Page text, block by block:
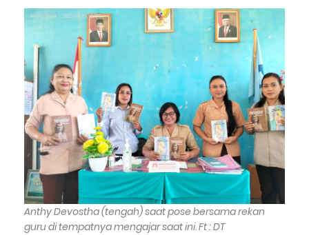
Anthy Devostha (tengah) saat pose bersama rekan
guru di tempatnya mengajar saat ini. Ft : DT